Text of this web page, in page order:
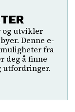
og utvikler
Denne e-
fra
deg å finne
utfordringer.